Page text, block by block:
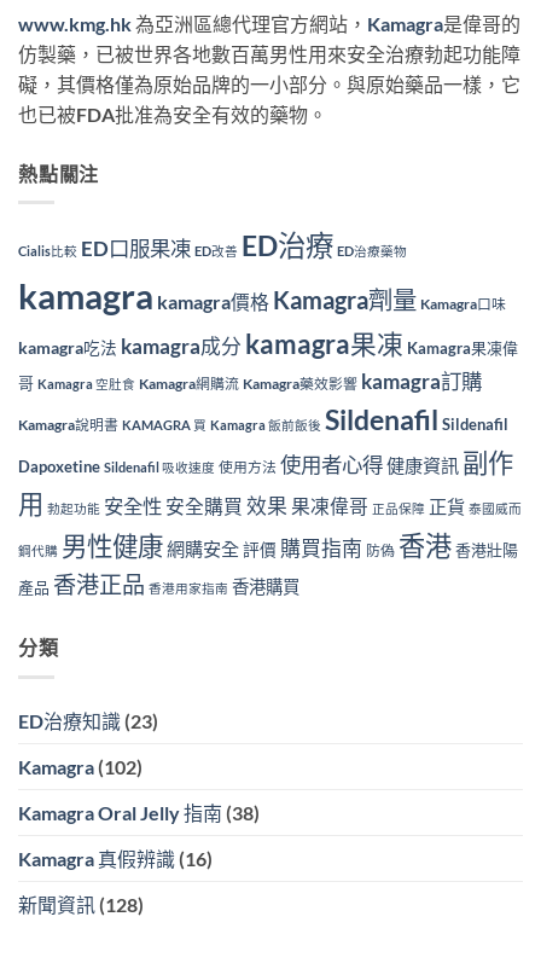
www.kmg.hk為亞洲區總代理官方網站， Kamagra是偉哥的
仿製藥，已被世界各地數百萬男性用來安全治療勃起功能障
礙，其價格僅為原始品牌的一小部分。與原始藥品一樣，它
也已被FDA批准為安全有效的藥物。
熱點關注
Cialis比較 ED口服果凍 ED改善 ED治療 ED治療藥物
kamagra kamagra價格 Kamagra劑量 Kamagra口味
kamagra吃法 kamagra成分 kamagra果凍 Kamagra果凍偉
哥 Kamagra 空肚食 Kamagra網購流 Kamagra藥效影響 kamagra訂購
Kamagra說明書 KAMAGRA 買 Kamagra 飯前飯後 Sildenafil Sildenafil
Dapoxetine Sildenafil 吸收速度 使用方法 使用者心得健康資訊 副作
用 勃起功能 安全性 安全購買 效果 果凍偉哥 正品保障 正貨 泰國威而
鋼代購 男性健康網購安全評價 購買指南 防偽 香港香港壯陽
產品 香港正品 香港用家指南 香港購買
分類
ED治療知識 (23)
Kamagra (102)
Kamagra Oral Jelly 指南 (38)
Kamagra 真假辨識 (16)
新聞資訊 (128)